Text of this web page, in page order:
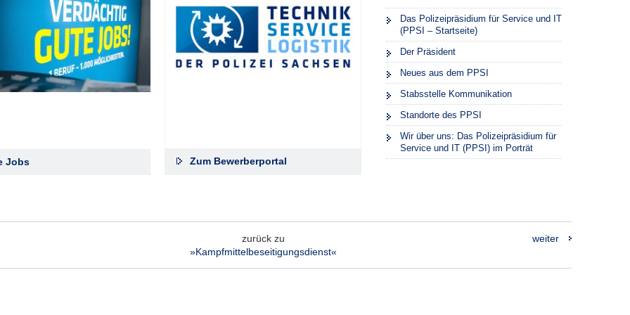
Jobs Zum Bewerberportal
Das Polizeipräsidium für Service und IT
(PPSI – Startseite)
Der Präsident
Neues aus dem PPSI
Stabsstelle Kommunikation
Standorte des PPSI
Wir über uns: Das Polizeipräsidium für
Service und IT (PPSI) im Porträt
zurück zu
»Kampfmittel­beseitigungs­dienst«
weiter